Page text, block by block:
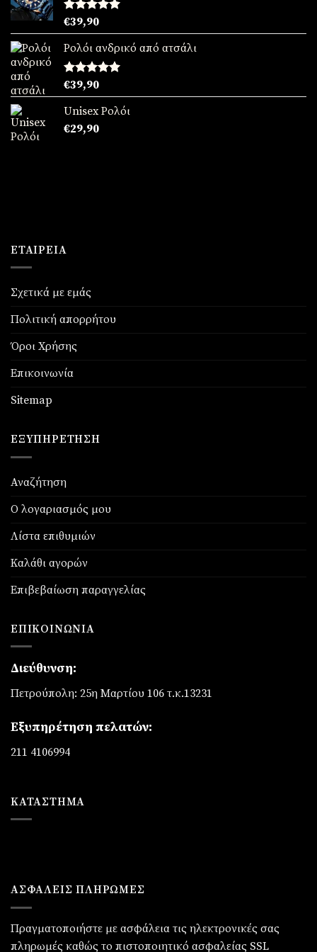
Βαθμολογήθηκε
με5.00
από 5
€39,90
Ρολόι ανδρικό από ατσάλι
Βαθμολογήθηκε
με5.00
από 5
€39,90
Unisex Ρολόι
€29,90
ΕΤΑΙΡΕΊΑ
Σχετικά με εμάς
Πολιτική απορρήτου
Όροι Χρήσης
Επικοινωνία
Sitemap
ΕΞΥΠΗΡΈΤΗΣΗ
Αναζήτηση
Ο λογαριασμός μου
Λίστα επιθυμιών
Καλάθι αγορών
Επιβεβαίωση παραγγελίας
ΕΠΙΚΟΙΝΩΝΊΑ
Διεύθυνση:
Πετρούπολη: 25η Μαρτίου 106 τ.κ.13231
Εξυπηρέτηση πελατών:
211 4106994
ΚΑΤΆΣΤΗΜΑ
ΑΣΦΑΛΕΙΣ ΠΛΗΡΩΜΕΣ
Πραγματοποιήστε με ασφάλεια τις ηλεκτρονικές σας
πληρωμές καθώς το πιστοποιητικό ασφαλείας SSL